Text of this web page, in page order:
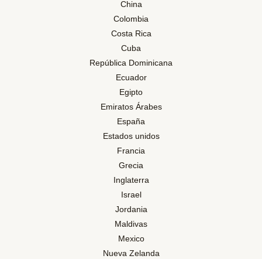
China
Colombia
Costa Rica
Cuba
República Dominicana
Ecuador
Egipto
Emiratos Árabes
España
Estados unidos
Francia
Grecia
Inglaterra
Israel
Jordania
Maldivas
Mexico
Nueva Zelanda